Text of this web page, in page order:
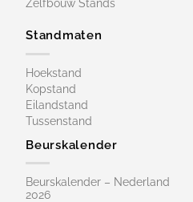
Zelfbouw Stands
Standmaten
Hoekstand
Kopstand
Eilandstand
Tussenstand
Beurskalender
Beurskalender – Nederland
2026